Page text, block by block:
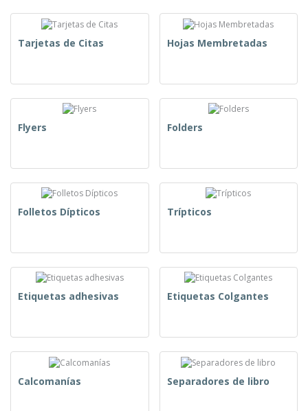
Tarjetas de Citas Hojas Membretadas
Flyers Folders
Folletos Dípticos Trípticos
Etiquetas adhesivas Etiquetas Colgantes
Calcomanías Separadores de libro